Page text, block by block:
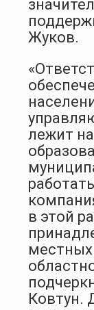
Жуков.
лежит
в этой
Ковтун.